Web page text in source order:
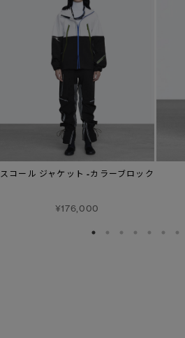
スコール ジャケット -カラーブロック
¥176,000